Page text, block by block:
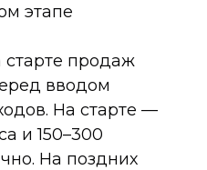
этапе
продаж
вводом
На старте —
и 150–300
На поздних